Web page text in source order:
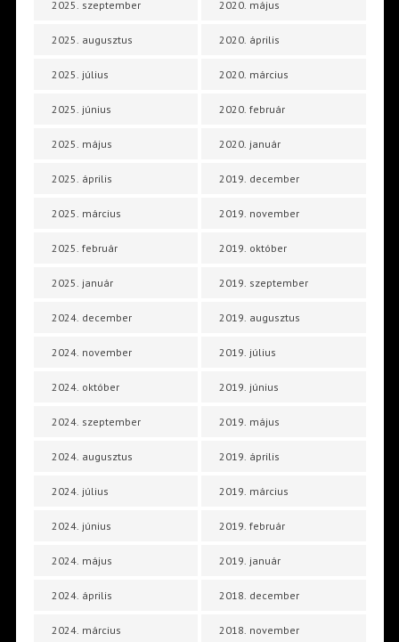
2025. szeptember
2025. augusztus
2025. július
2025. június
2025. május
2025. április
2025. március
2025. február
2025. január
2024. december
2024. november
2024. október
2024. szeptember
2024. augusztus
2024. július
2024. június
2024. május
2024. április
2024. március
2020. május
2020. április
2020. március
2020. február
2020. január
2019. december
2019. november
2019. október
2019. szeptember
2019. augusztus
2019. július
2019. június
2019. május
2019. április
2019. március
2019. február
2019. január
2018. december
2018. november